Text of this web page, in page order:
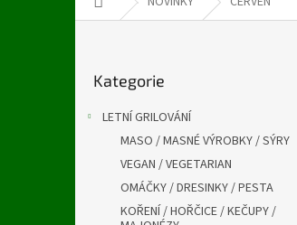
kategorie
Kategorie
LETNÍ GRILOVÁNÍ
MASO / MASNÉ VÝROBKY / SÝRY
VEGAN / VEGETARIAN
OMÁČKY / DRESINKY / PESTA
KOŘENÍ / HOŘČICE / KEČUPY /